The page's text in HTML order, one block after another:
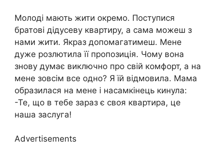
Молоді мають жити окремо. Поступися
братові дідусеву квартиру, а сама можеш з
нами жити. Якраз допомагатимеш. Мене
дуже розлютила її пропозиція. Чому вона
знову думає виключно про свій комфорт, а на
мене зовсім все одно? Я їй відмовила. Мама
образилася на мене і насамкінець кинула:
-Те, що в тебе зараз є своя квартира, це
наша заслуга!
Advertisements